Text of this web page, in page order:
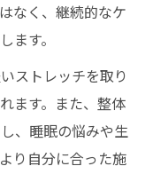
なく、継続的なケ
ます。
ストレッチを取り
ます。また、整体
、睡眠の悩みや生
り自分に合った施